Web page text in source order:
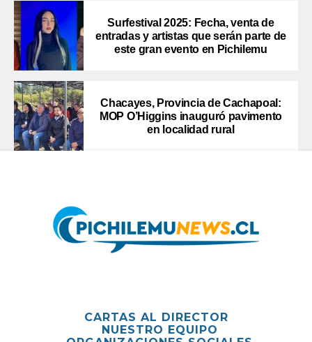
Surfestival 2025: Fecha, venta de
entradas y artistas que serán parte de
este gran evento en Pichilemu
Chacayes, Provincia de Cachapoal:
MOP O’Higgins inauguró pavimento
en localidad rural
CARTAS AL DIRECTOR
NUESTRO EQUIPO